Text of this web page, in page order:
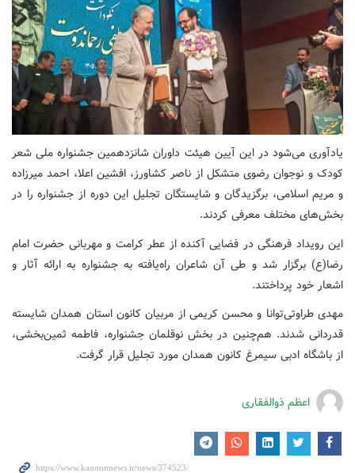
یادآوری می‌شود در این آیین هیئت داوران شانزدهمین جشنواره ملی شعر
کودک و نوجوان رضوی متشکل از ناصر کشاورز، افشین اعلا، احمد میرزاده
و مریم اسلامی، برگزیدگان و شایستگان تجلیل این دوره از جشنواره را در
بخش‌های مختلف معرفی کردند.
این رویداد فرهنگی در فضایی آکنده از عطر کرامت و مهربانی حضرت امام
رضا(ع) برگزار شد و طی آن شاعران راه‌یافته به جشنواره به ارائه آثار و
اشعار خود پرداختند.
مهدی طراوتی‌توانا و محسن کریمی از مربیان کانون استان همدان شایسته
قدردانی شدند. هم‌چنین در بخش نوقلمان جشنواره، فاطمه ثمین‌بخشی،
از باشگاه ادبی سیمرغ کانون همدان مورد تجلیل قرار گرفت.
اعظم ذوالفقاری